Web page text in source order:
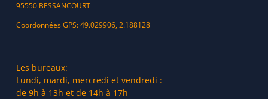
95550 BESSANCOURT
Coordonnées GPS: 49.029906, 2.188128
Les bureaux:
Lundi, mardi, mercredi et vendredi :
de 9h à 13h et de 14h à 17h